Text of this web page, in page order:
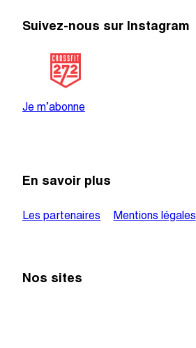
Suivez-nous sur Instagram
Je m’abonne
En savoir plus
Les partenaires Mentions légales
Nos sites